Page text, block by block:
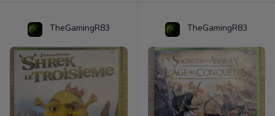
TheGamingR83 TheGamingR83